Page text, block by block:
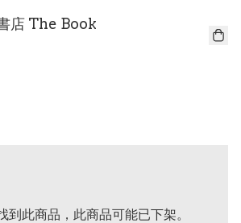
店 The Book
到此商品，此商品可能已下架。